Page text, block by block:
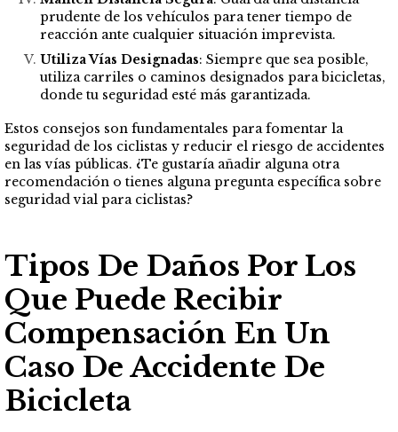
prudente de los vehículos para tener tiempo de
reacción ante cualquier situación imprevista.
Utiliza Vías Designadas: Siempre que sea posible,
utiliza carriles o caminos designados para bicicletas,
donde tu seguridad esté más garantizada.
Estos consejos son fundamentales para fomentar la
seguridad de los ciclistas y reducir el riesgo de accidentes
en las vías públicas. ¿Te gustaría añadir alguna otra
recomendación o tienes alguna pregunta específica sobre
seguridad vial para ciclistas?
Tipos De Daños Por Los
Que Puede Recibir
Compensación En Un
Caso De Accidente De
Bicicleta